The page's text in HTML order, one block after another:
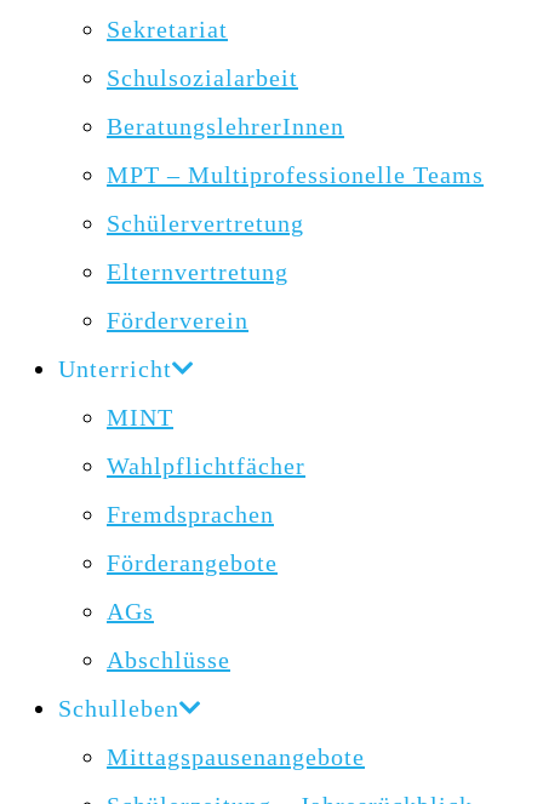
Sekretariat
Schulsozialarbeit
BeratungslehrerInnen
MPT – Multiprofessionelle Teams
Schülervertretung
Elternvertretung
Förderverein
Unterricht
MINT
Wahlpflichtfächer
Fremdsprachen
Förderangebote
AGs
Abschlüsse
Schulleben
Mittagspausenangebote